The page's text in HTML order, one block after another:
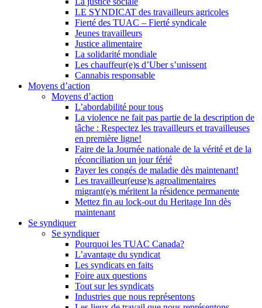
LE SYNDICAT des travailleurs agricoles
Fierté des TUAC – Fierté syndicale
Jeunes travailleurs
Justice alimentaire
La solidarité mondiale
Les chauffeur(e)s d’Uber s’unissent
Cannabis responsable
Moyens d’action
Moyens d’action
L’abordabilité pour tous
La violence ne fait pas partie de la description de
tâche : Respectez les travailleurs et travailleuses
en première ligne!
Faire de la Journée nationale de la vérité et de la
réconciliation un jour férié
Payer les congés de maladie dès maintenant!
Les travailleur(euse)s agroalimentaires
migrant(e)s méritent la résidence permanente
Mettez fin au lock-out du Heritage Inn dès
maintenant
Se syndiquer
Se syndiquer
Pourquoi les TUAC Canada?
L’avantage du syndicat
Les syndicats en faits
Foire aux questions
Tout sur les syndicats
Industries que nous représentons